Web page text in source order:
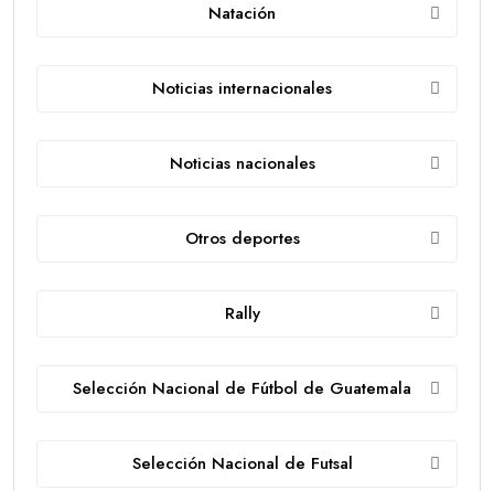
Natación
Noticias internacionales
Noticias nacionales
Otros deportes
Rally
Selección Nacional de Fútbol de Guatemala
Selección Nacional de Futsal